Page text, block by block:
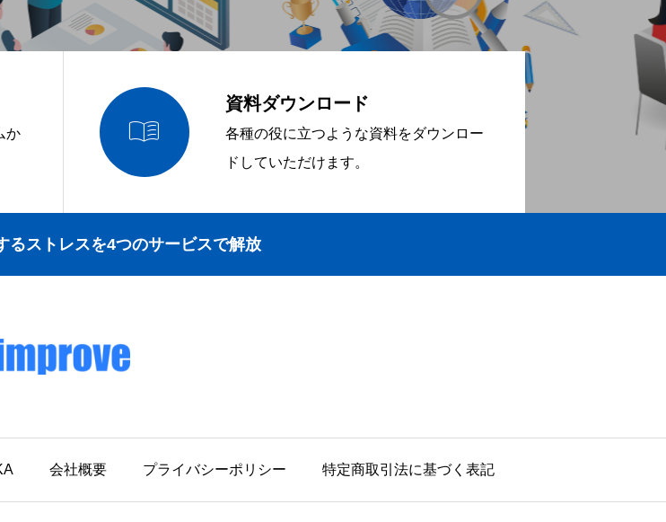
か

資料ダウンロード
各種の役に立つような資料をダウンロー
ドしていただけます。
るストレスを4つのサービスで解放
会社概要 プライバシーポリシー 特定商取引法に基づく表記